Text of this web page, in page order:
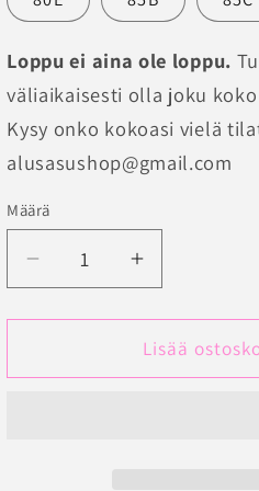
Loppu ei aina ole loppu.
väliaikaisesti olla joku
Kysy onko kokoasi vielä
alusasushop@gmail.com
Määrä
Määrä
Vähennä
tuotteen
Kevyesti
rintaliivit
Lisää
tuotteen
Kevyesti
topatut
rintaliivit
Lisää